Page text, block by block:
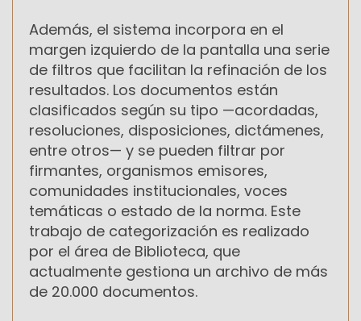
Además, el sistema incorpora en el
margen izquierdo de la pantalla una serie
de filtros que facilitan la refinación de los
resultados. Los documentos están
clasificados según su tipo —acordadas,
resoluciones, disposiciones, dictámenes,
entre otros— y se pueden filtrar por
firmantes, organismos emisores,
comunidades institucionales, voces
temáticas o estado de la norma. Este
trabajo de categorización es realizado
por el área de Biblioteca, que
actualmente gestiona un archivo de más
de 20.000 documentos.